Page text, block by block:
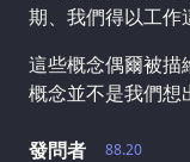
期、我們得以工作
這些概念偶爾被描
概念並不是我們想
88.20
發問者